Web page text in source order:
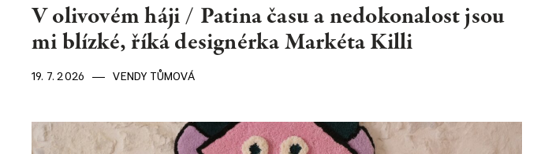
V olivovém háji / Patina času a nedokonalost jsou
mi blízké, říká designérka Markéta Killi
19. 7. 2026 VENDY TŮMOVÁ